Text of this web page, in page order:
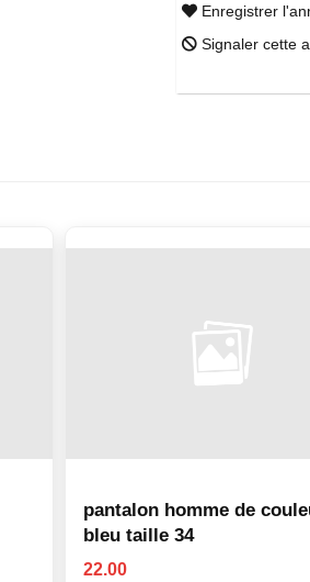
Enregistrer
Signaler cette
pantalon homme de
bleu taille 34
22.00